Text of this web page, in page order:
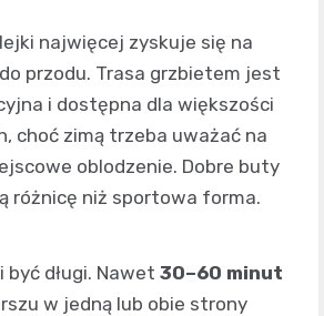
najwięcej zyskuje się na
przodu. Trasa grzbietem jest
i dostępna dla większości
choć zimą trzeba uważać na
oblodzenie. Dobre buty
różnicę niż sportowa forma.
być długi. Nawet 30–60 minut
w jedną lub obie strony